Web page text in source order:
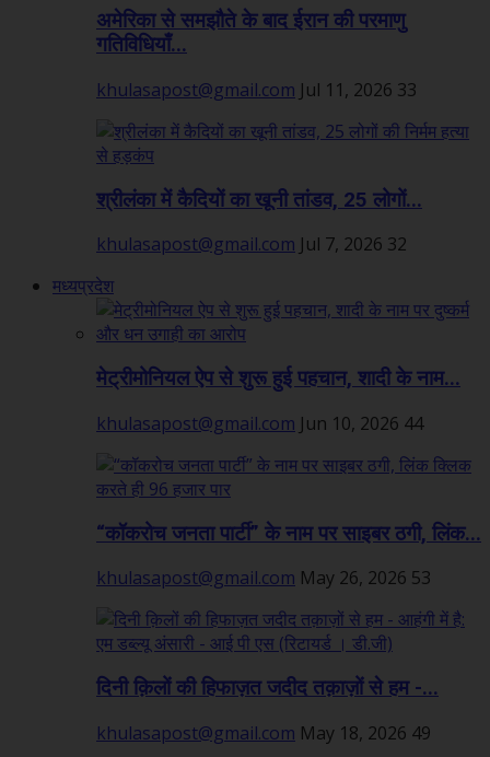
अमेरिका से समझौते के बाद ईरान की परमाणु
गतिविधियाँ...
khulasapost@gmail.com Jul 11, 2026 33
श्रीलंका में कैदियों का खूनी तांडव, 25 लोगों...
khulasapost@gmail.com Jul 7, 2026 32
मध्यप्रदेश
मेट्रीमोनियल ऐप से शुरू हुई पहचान, शादी के नाम...
khulasapost@gmail.com Jun 10, 2026 44
“कॉकरोच जनता पार्टी” के नाम पर साइबर ठगी, लिंक...
khulasapost@gmail.com May 26, 2026 53
दिनी क़िलों की हिफाज़त जदीद तक़ाज़ों से हम -...
khulasapost@gmail.com May 18, 2026 49